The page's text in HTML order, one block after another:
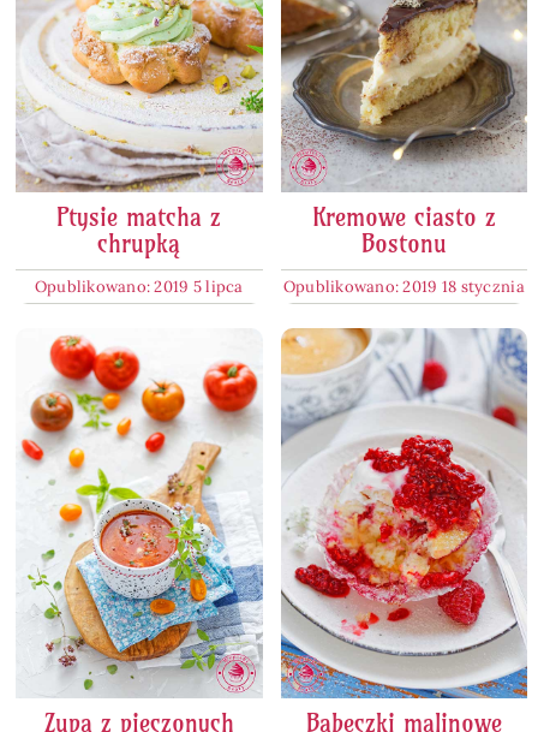
Ptysie matcha z
chrupką
Opublikowano: 2019 5 lipca
Kremowe ciasto z
Bostonu
Opublikowano: 2019 18 stycznia
Zupa z pieczonych Babeczki malinowe